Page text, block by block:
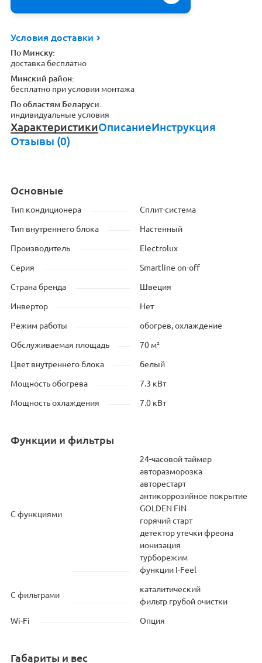
Условия доставки
По Минску:
доставка бесплатно
Минский район:
бесплатно при условии монтажа
По областям Беларуси:
индивидуальные условия
ХарактеристикиОписаниеИнструкция
Отзывы (0)
Основные
Тип кондиционера Сплит-система
Тип внутреннего блока Настенный
Производитель Electrolux
Серия Smartline on-off
Страна бренда Швеция
Инвертор Нет
Режим работы обогрев, охлаждение
Обслуживаемая площадь 70 м²
Цвет внутреннего блока белый
Мощность обогрева 7.3 кВт
Мощность охлаждения 7.0 кВт
Функции и фильтры
С функциями
24-часовой таймер
авторазморозка
авторестарт
антикоррозийное покрытие
GOLDEN FIN
горячий старт
детектор утечки фреона
ионизация
турборежим
функции I-Feel
С фильтрами
каталитический
фильтр грубой очистки
Wi-Fi Опция
Габариты и вес